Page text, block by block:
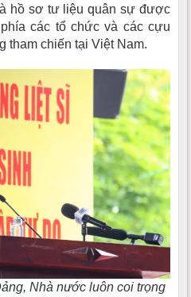
hồ sơ tư liệu quân sự được
các tổ chức và các cựu
tham chiến tại Việt Nam.
Nhà nước luôn coi trọng